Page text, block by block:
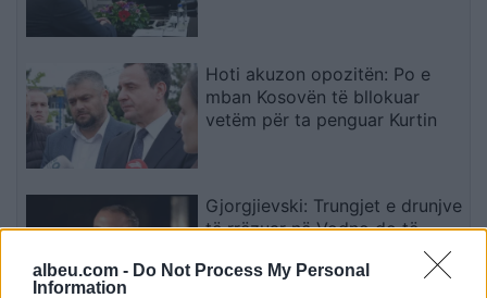
albeu.com - Do Not Process My Personal
Information
Hoti akuzon opozitën: Po e
mban Kosovën të bllokuar
vetëm për ta penguar Kurtin
Gjorgjievski: Trungjet e drunjve
të rrëzuar në Vodno do të
shndërrohen në park motorik